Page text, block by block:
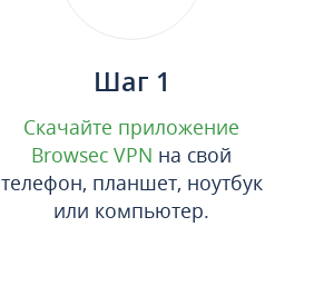
Шаг 1
Скачайте приложение
Browsec VPN на свой
телефон, планшет, ноутбук
или компьютер.